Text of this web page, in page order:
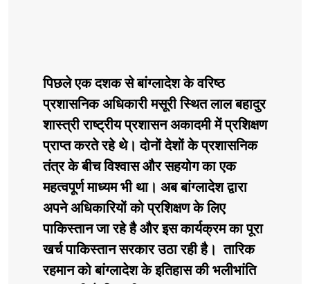
पिछले एक दशक से बांग्लादेश के वरिष्ठ
प्रशासनिक अधिकारी मसूरी स्थित लाल बहादुर
शास्त्री राष्ट्रीय प्रशासन अकादमी में प्रशिक्षण
प्राप्त करते रहे थे। दोनों देशों के प्रशासनिक
तंत्र के बीच विश्वास और सहयोग का एक
महत्वपूर्ण माध्यम भी था। अब बांग्लादेश द्वारा
अपने अधिकारियों को प्रशिक्षण के लिए
पाकिस्तान जा रहे है और इस कार्यक्रम का पूरा
खर्च पाकिस्तान सरकार उठा रही है। तारिक
रहमान को बांग्लादेश के इतिहास की भलीभांति